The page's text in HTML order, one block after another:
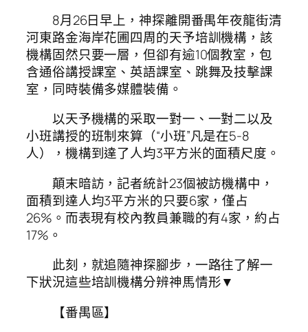
8月26日早上，神探離開番禺年夜龍街清
河東路金海岸花圃四周的天予培訓機構，該
機構固然只要一層，但卻有逾10個教室，包
含通俗講授課室、英語課室、跳舞及技擊課
室，同時裝備多媒體裝備。
以天予機構的采取一對一、一對二以及
小班講授的班制來算（“小班”凡是在5-8
人），機構到達了人均3平方米的面積尺度。
顛末暗訪，記者統計23個被訪機構中，
面積到達人均3平方米的只要6家，僅占
26%。而表現有校內教員兼職的有4家，約占
17%。
此刻，就追隨神探腳步，一路往了解一
下狀況這些培訓機構分辨神馬情形▼
【番禺區】